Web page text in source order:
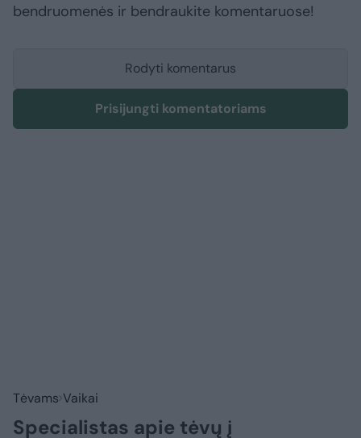
bendruomenės ir bendraukite komentaruose!
Rodyti komentarus
Prisijungti komentatoriams
Tėvams Vaikai
Specialistas apie tėvų į